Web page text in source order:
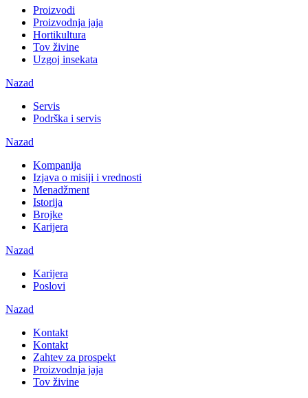
Proizvodi
Proizvodnja jaja
Hortikultura
Tov živine
Uzgoj insekata
Nazad
Servis
Podrška i servis
Nazad
Kompanija
Izjava o misiji i vrednosti
Menadžment
Istorija
Brojke
Karijera
Nazad
Karijera
Poslovi
Nazad
Kontakt
Kontakt
Zahtev za prospekt
Proizvodnja jaja
Tov živine